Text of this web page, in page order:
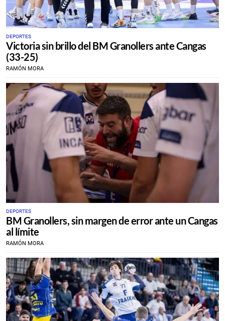
DEPORTES
Victoria sin brillo del BM Granollers ante Cangas
(33-25)
RAMÓN MORA
DEPORTES
BM Granollers, sin margen de error ante un Cangas
al límite
RAMÓN MORA